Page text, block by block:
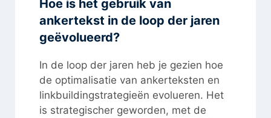
Hoe is het gebruik van
ankertekst in de loop der jaren
geëvolueerd?
In de loop der jaren heb je gezien hoe
de optimalisatie van ankerteksten en
linkbuildingstrategieën evolueren. Het
is strategischer geworden, met de